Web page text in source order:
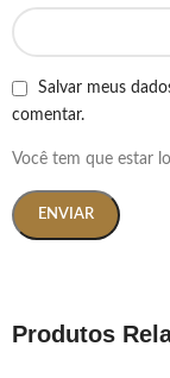
Salvar meus
comentar.
Você tem que estar
Produtos